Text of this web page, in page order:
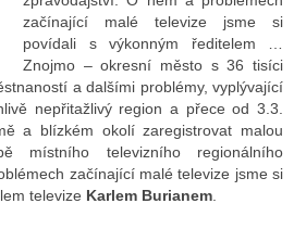
začínající malé televize jsme si
povídali s výkonným ředitelem …
Znojmo – okresní město s 36 tisíci
a dalšími problémy, vyplývající
nepřitažlivý region a přece od 3.3.
a blízkém okolí zaregistrovat malou
televizního regionálního
začínající malé televize jsme si
televize Karlem Burianem